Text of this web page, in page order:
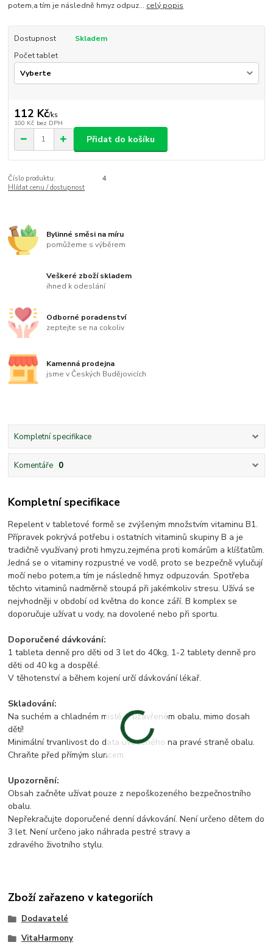
potem,a tím je následně hmyz odpuz... celý popis
Dostupnost
Skladem
Počet tablet
112 Kč/ks
100 Kč bez DPH
Přidat do košíku
Číslo produktu:
4
Hlídat cenu / dostupnost
Bylinné směsi na míru
pomůžeme s výběrem
Veškeré zboží skladem
ihned k odeslání
Odborné poradenství
zeptejte se na cokoliv
Kamenná prodejna
jsme v Českých Budějovicích
Kompletní specifikace
Komentáře 0
Kompletní specifikace
Repelent v tabletové formě se zvýšeným množstvím vitaminu B1.
Přípravek pokrývá potřebu i ostatních vitaminů skupiny B a je
tradičně využívaný proti hmyzu,zejména proti komárům a klíšťatům.
Jedná se o vitaminy rozpustné ve vodě, proto se bezpečně vylučují
močí nebo potem,a tím je následně hmyz odpuzován. Spotřeba
těchto vitaminů nadměrně stoupá při jakémkoliv stresu. Užívá se
nejvhodněji v období od května do konce září. B komplex se
doporučuje užívat u vody, na dovolené nebo při sportu.
Doporučené dávkování:
1 tableta denně pro děti od 3 let do 40kg, 1-2 tablety denně pro
děti od 40 kg a dospělé.
V těhotenství a během kojení určí dávkování lékař.
Skladování:
Na suchém a chladném místě, v uzavřeném obalu, mimo dosah
dětí!
Minimální trvanlivost do data uvedeného na pravé straně obalu.
Chraňte před přímým sluncem.
Upozornění:
Obsah začněte užívat pouze z nepoškozeného bezpečnostního
obalu.
Nepřekračujte doporučené denní dávkování. Není určeno dětem do
3 let. Není určeno jako náhrada pestré stravy a
zdravého životního stylu.
Zboží zařazeno v kategoriích
Dodavatelé
VitaHarmony